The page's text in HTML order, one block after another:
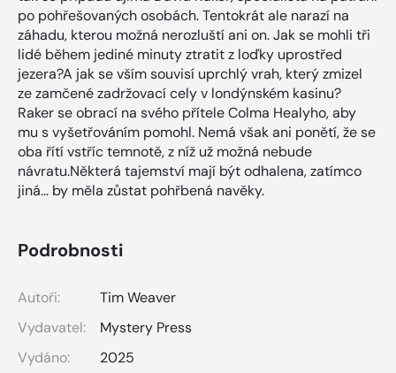
po pohřešovaných osobách. Tentokrát ale narazí na
záhadu, kterou možná nerozluští ani on. Jak se mohli tři
lidé během jediné minuty ztratit z loďky uprostřed
jezera?A jak se vším souvisí uprchlý vrah, který zmizel
ze zamčené zadržovací cely v londýnském kasinu?
Raker se obrací na svého přítele Colma Healyho, aby
mu s vyšetřováním pomohl. Nemá však ani ponětí, že se
oba řítí vstříc temnotě, z níž už možná nebude
návratu.Některá tajemství mají být odhalena, zatímco
jiná… by měla zůstat pohřbená navěky.
Podrobnosti
Autoři:
Tim Weaver
Vydavatel:
Mystery Press
Vydáno:
2025